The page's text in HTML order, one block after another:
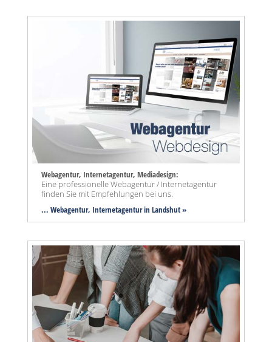
Webagentur, Internetagentur, Mediadesign:
Eine professionelle Webagentur / Internetagentur
finden Sie mit Empfehlungen bei uns.
... Webagentur, Internetagentur in Landshut »